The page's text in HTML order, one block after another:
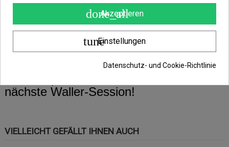
Durch das Loch, welches sich ca. in der
Mitte jedes Pellets befindet, besteht die
Möglichkeit dazu, dass du diese an einer
Haarrig-Montage befestigst.
Somit handelt es sich bei diesen Pellets
nächste Waller-Session!
VIELLEICHT GEFÄLLT IHNEN AUCH
done_all
Akzeptieren
tuneEinstellungen
Datenschutz- und Cookie-Richtlinie